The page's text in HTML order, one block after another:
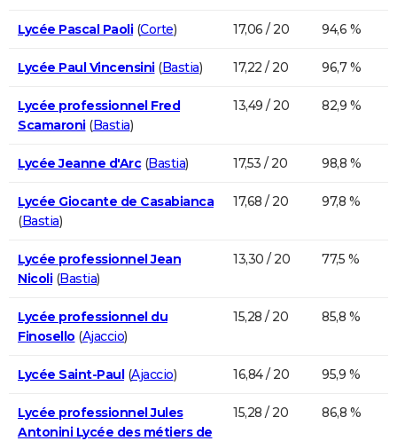
Lycée Pascal Paoli(Corte) 17,06 / 20 94,6 %
Lycée Paul Vincensini(Bastia) 17,22 / 20 96,7 %
Lycée professionnel Fred
Scamaroni(Bastia)
13,49 / 20 82,9 %
Lycée Jeanne d'Arc(Bastia) 17,53 / 20 98,8 %
Lycée Giocante de Casabianca
(Bastia)
17,68 / 20 97,8 %
Lycée professionnel Jean
Nicoli(Bastia)
13,30 / 20 77,5 %
Lycée professionnel du
Finosello (Ajaccio)
15,28 / 20 85,8 %
Lycée Saint-Paul(Ajaccio) 16,84 / 20 95,9 %
Lycée professionnel Jules
Antonini Lycée des métiers de
15,28 / 20 86,8 %